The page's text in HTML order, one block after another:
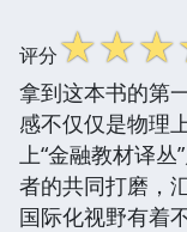
评分☆☆☆
拿到这本书的第
感不仅仅是物理
上“金融教材译
者的共同打磨，
国际化视野有着